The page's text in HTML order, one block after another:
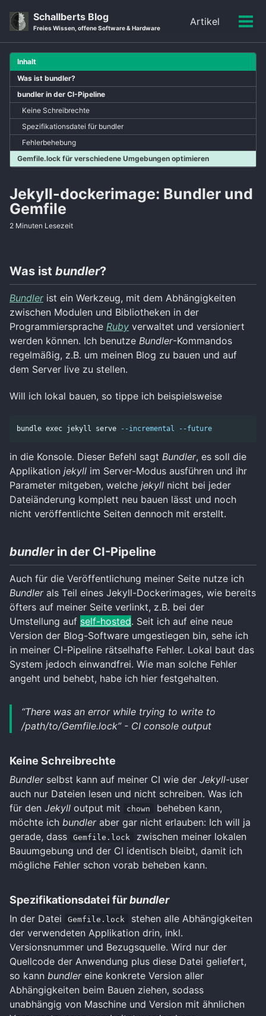
Skip
links
navigation
Schallberts Blog
Freies Wissen, offene Software & Hardware
Artikel
Inhalt
Was ist bundler?
bundler in der CI-Pipeline
Keine Schreibrechte
Spezifikationsdatei für bundler
Fehlerbehebung
Gemfile.lock für verschiedene Umgebungen optimieren
Jekyll-dockerimage: Bundler und
Gemfile
2 Minuten Lesezeit
Was ist bundler?
Bundlerist ein Werkzeug, mit dem Abhängigkeiten
zwischen Modulen und Bibliotheken in der
Programmiersprache Ruby verwaltet und versioniert
werden können. Ich benutze Bundler-Kommandos
regelmäßig, z.B. um meinen Blog zu bauen und auf
dem Server live zu stellen.
Will ich lokal bauen, so tippe ich beispielsweise
bundle exec jekyll serve --incremental --future
in die Konsole. Dieser Befehl sagt Bundler, es soll die
Applikation jekyll im Server-Modus ausführen und ihr
Parameter mitgeben, welche jekyll nicht bei jeder
Dateiänderung komplett neu bauen lässt und noch
nicht veröffentlichte Seiten dennoch mit erstellt.
bundlerin der CI-Pipeline
Auch für die Veröffentlichung meiner Seite nutze ich
Bundlerals Teil eines Jekyll-Dockerimages, wie bereits
öfters auf meiner Seite verlinkt, z.B. bei der
Umstellung auf self-hosted. Seit ich auf eine neue
Version der Blog-Software umgestiegen bin, sehe ich
in meiner CI-Pipeline rätselhafte Fehler. Lokal baut das
System jedoch einwandfrei. Wie man solche Fehler
angeht und behebt, habe ich hier festgehalten.
“There was an error while trying to write to
/path/to/Gemfile.lock” - CI console output
Keine Schreibrechte
Bundlerselbst kann auf meiner CI wie der Jekyll-user
auch nur Dateien lesen und nicht schreiben. Was ich
für den Jekyll output mit chown
beheben kann,
möchte ich bundleraber gar nicht erlauben: Ich will ja
gerade, dass
Gemfile.lock
zwischen meiner lokalen
Bauumgebung und der CI identisch bleibt, damit ich
mögliche Fehler schon vorab beheben kann.
Spezifikationsdatei fürbundler
In der Datei Gemfile.lock
stehen alle Abhängigkeiten
der verwendeten Applikation drin, inkl.
Versionsnummer und Bezugsquelle. Wird nur der
Quellcode der Anwendung plus diese Datei geliefert,
so kann bundlereine konkrete Version aller
Abhängigkeiten beim Bauen ziehen, sodass
unabhängig von Maschine und Version mit ähnlichen